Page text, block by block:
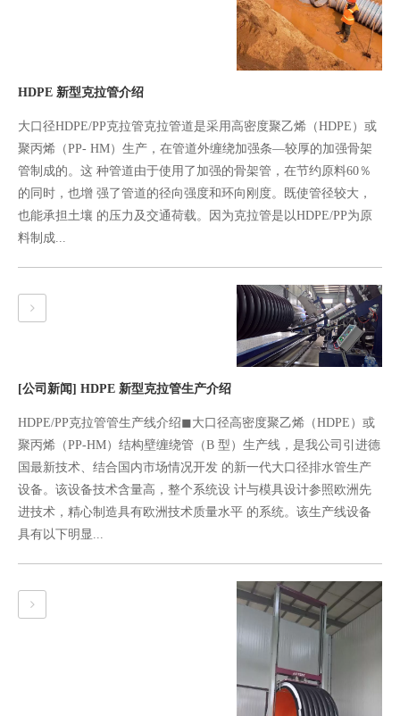
HDPE 新型克拉管介绍
大口径HDPE/PP克拉管克拉管道是采用高密度聚乙烯（HDPE）或
聚丙烯（PP- HM）生产，在管道外缠绕加强条—较厚的加强骨架
管制成的。这 种管道由于使用了加强的骨架管，在节约原料60％
的同时，也增 强了管道的径向强度和环向刚度。既使管径较大，
也能承担土壤 的压力及交通荷载。因为克拉管是以HDPE/PP为原
料制成...
[公司新闻] HDPE 新型克拉管生产介绍
HDPE/PP克拉管管生产线介绍◼大口径高密度聚乙烯（HDPE）或
聚丙烯（PP-HM）结构壁缠绕管（B 型）生产线，是我公司引进德
国最新技术、结合国内市场情况开发 的新一代大口径排水管生产
设备。该设备技术含量高，整个系统设 计与模具设计参照欧洲先
进技术，精心制造具有欧洲技术质量水平 的系统。该生产线设备
具有以下明显...